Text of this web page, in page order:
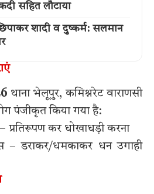
सहित लौटाया
शादी व दुष्कर्म: सलमान
थाना भेलूपुर, कमिश्नरेट वाराणसी
पंजीकृत किया गया है:
प्रतिरूपण कर धोखाधड़ी करना
– डराकर/धमकाकर धन उगाही